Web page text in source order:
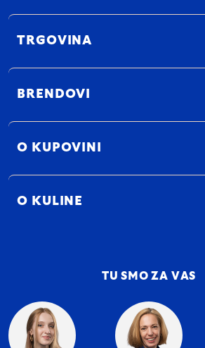
TRGOVINA
BRENDOVI
O KUPOVINI
O KULINE
TU SMO ZA VAS